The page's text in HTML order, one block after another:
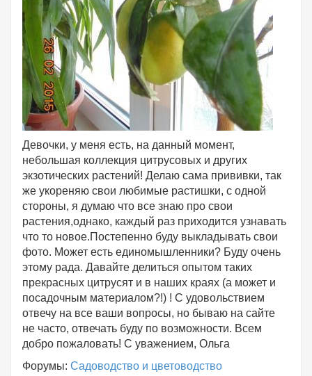
Девочки, у меня есть, на данный момент,
небольшая коллекция цитрусовых и других
экзотических растений! Делаю сама прививки, так
же укореняю свои любимые растишки, с одной
стороны, я думаю что все знаю про свои
растения,однако, каждый раз приходится узнавать
что то новое.Постепенно буду выкладывать свои
фото. Может есть единомышленники? Буду очень
этому рада. Давайте делиться опытом таких
прекрасных цитрусят и в наших краях (а может и
посадочным материалом?!) ! С удовольствием
отвечу на все ваши вопросы, но бываю на сайте
не часто, отвечать буду по возможности. Всем
добро пожаловать! С уважением, Ольга
Форумы: Садоводство и цветоводство